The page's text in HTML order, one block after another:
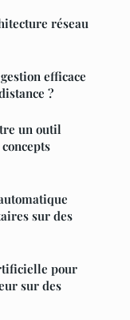
réseau
efficace
?
un outil
sur des
pour
sur des